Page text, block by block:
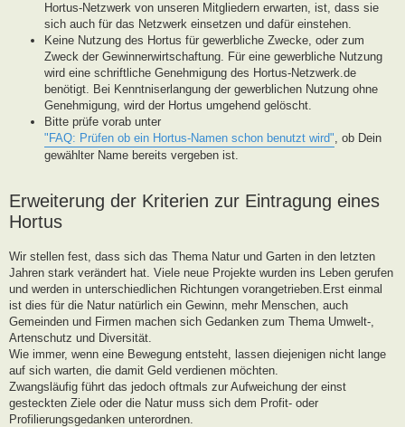
Hortus-Netzwerk von unseren Mitgliedern erwarten, ist, dass sie
sich auch für das Netzwerk einsetzen und dafür einstehen.
Keine Nutzung des Hortus für gewerbliche Zwecke, oder zum
Zweck der Gewinnerwirtschaftung. Für eine gewerbliche Nutzung
wird eine schriftliche Genehmigung des Hortus-Netzwerk.de
benötigt. Bei Kenntniserlangung der gewerblichen Nutzung ohne
Genehmigung, wird der Hortus umgehend gelöscht.
Bitte prüfe vorab unter
"FAQ: Prüfen ob ein Hortus-Namen schon benutzt wird", ob Dein
gewählter Name bereits vergeben ist.
Erweiterung der Kriterien zur Eintragung eines
Hortus
Wir stellen fest, dass sich das Thema Natur und Garten in den letzten
Jahren stark verändert hat. Viele neue Projekte wurden ins Leben gerufen
und werden in unterschiedlichen Richtungen vorangetrieben.Erst einmal
ist dies für die Natur natürlich ein Gewinn, mehr Menschen, auch
Gemeinden und Firmen machen sich Gedanken zum Thema Umwelt-,
Artenschutz und Diversität.
Wie immer, wenn eine Bewegung entsteht, lassen diejenigen nicht lange
auf sich warten, die damit Geld verdienen möchten.
Zwangsläufig führt das jedoch oftmals zur Aufweichung der einst
gesteckten Ziele oder die Natur muss sich dem Profit- oder
Profilierungsgedanken unterordnen.